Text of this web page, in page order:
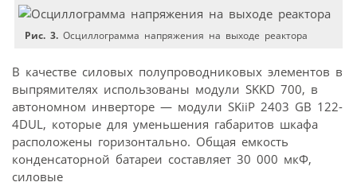
Рис. 3. Осциллограмма напряжения на выходе реактора
В качестве силовых полупроводниковых элементов в
выпрямителях использованы модули SKKD 700, в
автономном инверторе — модули SKiiP 2403 GB 122-
4DUL, которые для уменьшения габаритов шкафа
расположены горизонтально. Общая емкость
конденсаторной батареи составляет 30 000 мкФ,
силовые